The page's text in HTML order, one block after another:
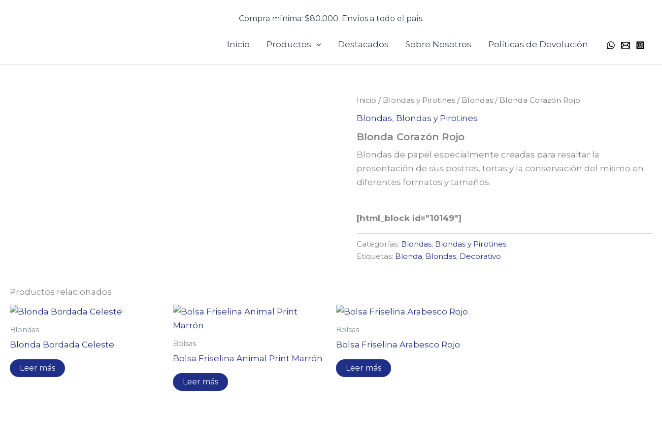
Compra mínima: $80.000. Envíos a todo el país.
Inicio Productos Destacados Sobre Nosotros Políticas de Devolución
Inicio / Blondas y Pirotines / Blondas / Blonda Corazón Rojo
Blondas, Blondas y Pirotines
Blonda Corazón Rojo
Blondas de papel especialmente creadas para resaltar la
presentación de sus postres, tortas y la conservación del mismo en
diferentes formatos y tamaños.
[html_block id="10149"]
Categorías: Blondas, Blondas y Pirotines
Etiquetas: Blonda, Blondas, Decorativo
Productos relacionados
Blondas
Blonda Bordada Celeste
Leer más
Bolsas
Bolsa Friselina Animal Print Marrón
Leer más
Bolsas
Bolsa Friselina Arabesco Rojo
Leer más